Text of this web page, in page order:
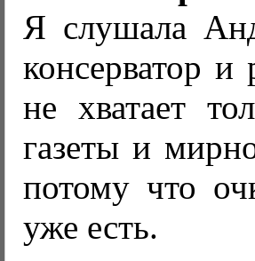
Я слушала
консерватор
не хватает
газеты и
потому что
уже есть.